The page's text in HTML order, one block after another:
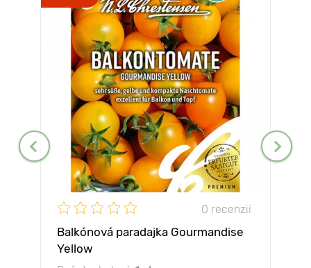
0 recenzií
Balkónová paradajka Gourmandise
Yellow